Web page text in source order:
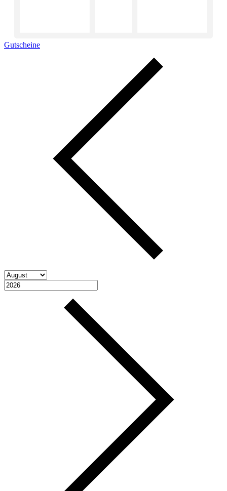
Gutscheine